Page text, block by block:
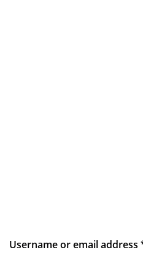
Username or email address